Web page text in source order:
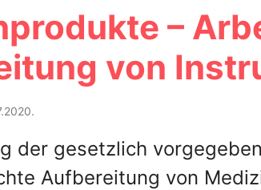
–
von
der gesetzlich
Aufbereitung von